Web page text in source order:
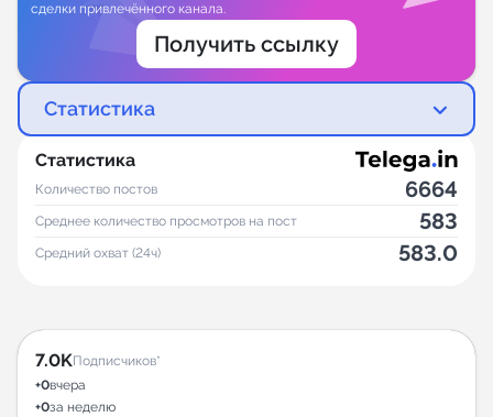
сделки привлечённого канала.
Получить ссылку
Статистика
Статистика
Количество постов 6664
Среднее количество просмотров на пост 583
Средний охват (24ч) 583.0
7.0KПодписчиков*
+0вчера
+0за неделю